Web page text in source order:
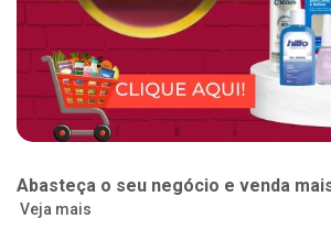
Abasteça o seu negócio e venda
Veja mais